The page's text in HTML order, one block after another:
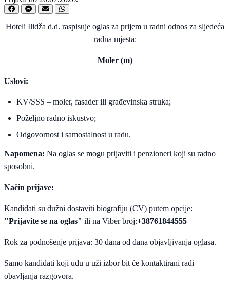
Hoteli Ilidža d.d. raspisuje oglas za prijem u radni odnos za sljedeća
radna mjesta:
Moler (m)
Uslovi:
KV/SSS – moler, fasader ili građevinska struka;
Poželjno radno iskustvo;
Odgovornost i samostalnost u radu.
Napomena: Na oglas se mogu prijaviti i penzioneri koji su radno
sposobni.
Način prijave:
Kandidati su dužni dostaviti biografiju (CV) putem opcije:
"Prijavite se na oglas" ili na Viber broj:+38761844555
Rok za podnošenje prijava: 30 dana od dana objavljivanja oglasa.
Samo kandidati koji uđu u uži izbor bit će kontaktirani radi
obavljanja razgovora.